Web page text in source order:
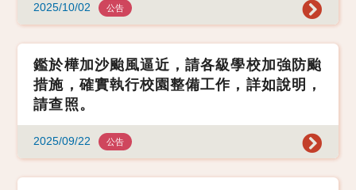
2025/10/02 公告
鑑於樺加沙颱風逼近，請各級學校加強防颱
措施，確實執行校園整備工作，詳如說明，
請查照。
2025/09/22 公告